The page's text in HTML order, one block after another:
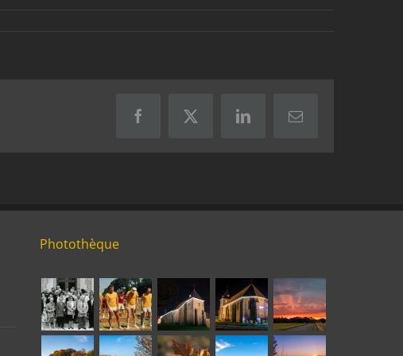
FacebookX LinkedInEmail
Photothèque